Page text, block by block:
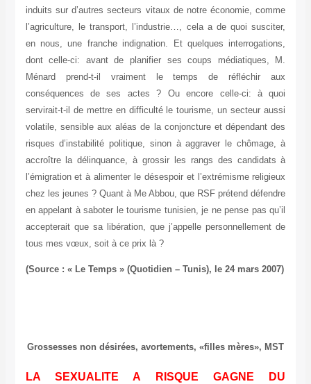
induits sur d’autres secteurs vitaux de notre économie, comme
l’agriculture, le transport, l’industrie…, cela a de quoi susciter,
en nous, une franche indignation. Et quelques interrogations,
dont celle-ci: avant de planifier ses coups médiatiques, M.
Ménard prend-t-il vraiment le temps de réfléchir aux
conséquences de ses actes ? Ou encore celle-ci: à quoi
servirait-t-il de mettre en difficulté le tourisme, un secteur aussi
volatile, sensible aux aléas de la conjoncture et dépendant des
risques d’instabilité politique, sinon à aggraver le chômage, à
accroître la délinquance, à grossir les rangs des candidats à
l’émigration et à alimenter le désespoir et l’extrémisme religieux
chez les jeunes ? Quant à Me Abbou, que RSF prétend défendre
en appelant à saboter le tourisme tunisien, je ne pense pas qu’il
accepterait que sa libération, que j’appelle personnellement de
tous mes vœux, soit à ce prix là ?
(Source : « Le Temps » (Quotidien – Tunis), le 24 mars 2007)
Grossesses non désirées, avortements, «filles mères», MST
LA SEXUALITE A RISQUE GAGNE DU